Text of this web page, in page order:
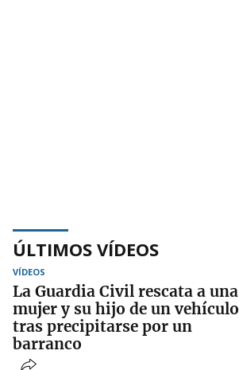
ÚLTIMOS VÍDEOS
VÍDEOS
La Guardia Civil rescata a una
mujer y su hijo de un vehículo
tras precipitarse por un
barranco